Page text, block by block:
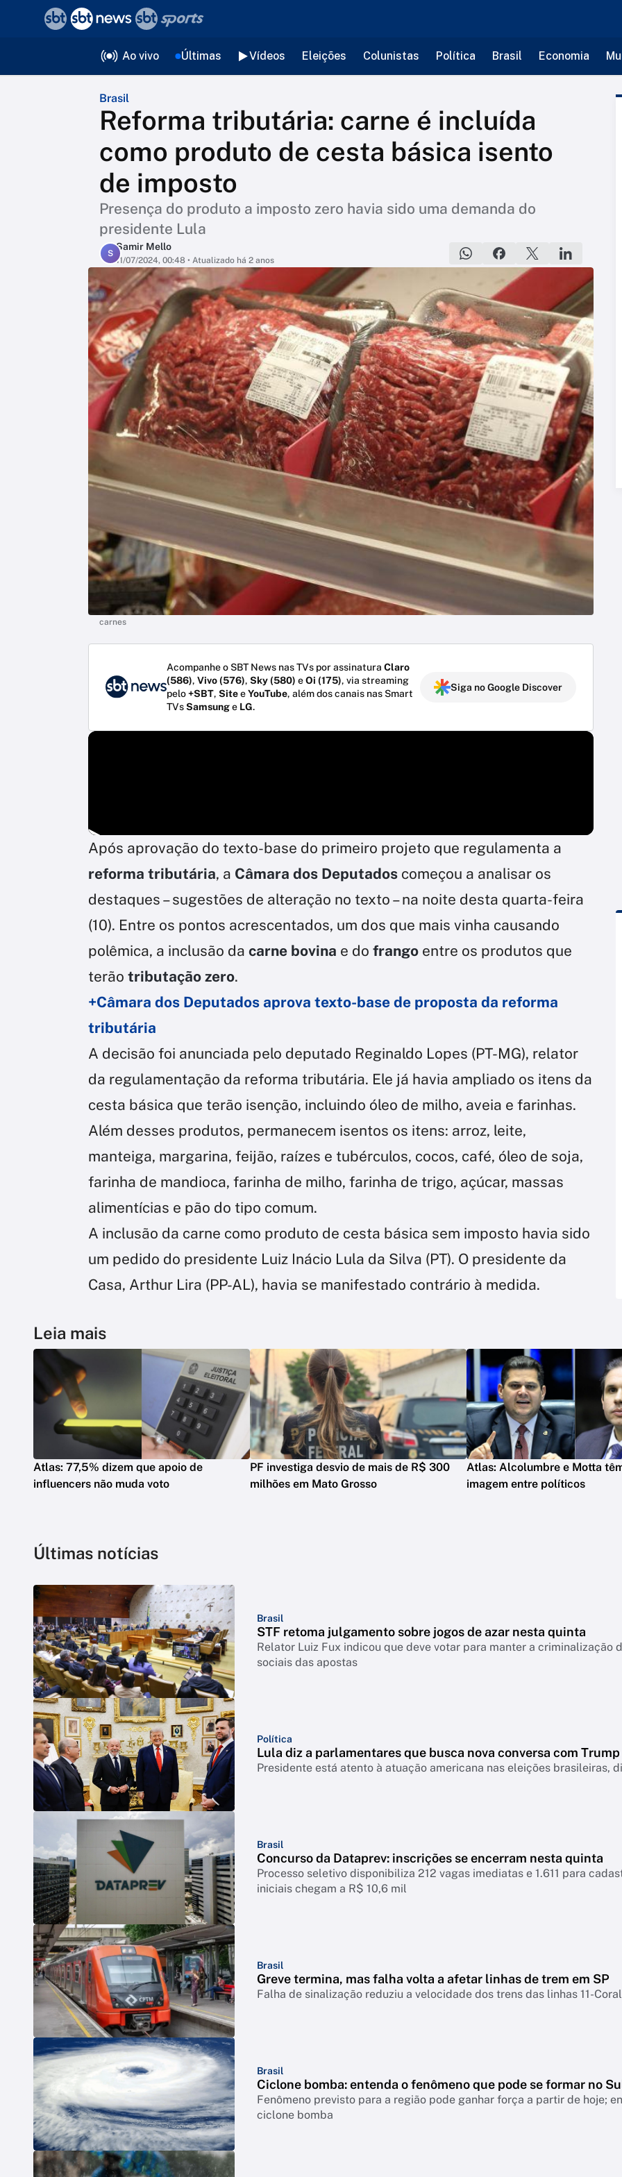
Ao vivo Últimas Vídeos Eleições Colunistas Política Brasil Economia
Brasil
Reforma tributária: carne é incluída
como produto de cesta básica isento
de imposto
Presença do produto a imposto zero havia sido uma demanda do
presidente Lula
S
Samir Mello
11/07/2024, 00:48 • Atualizado há 2 anos
carnes
Acompanhe o SBT News nas TVs por assinatura Claro
(586), Vivo (576), Sky (580) eOi (175), via streaming
pelo+SBT, SiteeYouTube, além dos canais nas Smart
TVsSamsunge LG.
Siga no Google Discover
Após aprovação do texto-base do primeiro projeto que regulamenta a
reforma tributária, a Câmara dos Deputados começou a analisar os
destaques – sugestões de alteração no texto – na noite desta quarta-feira
(10). Entre os pontos acrescentados, um dos que mais vinha causando
polêmica, a inclusão da carne bovina e do frango entre os produtos que
terão tributação zero.
+Câmara dos Deputados aprova texto-base de proposta da reforma
tributária
A decisão foi anunciada pelo deputado Reginaldo Lopes (PT-MG), relator
da regulamentação da reforma tributária. Ele já havia ampliado os itens da
cesta básica que terão isenção, incluindo óleo de milho, aveia e farinhas.
Além desses produtos, permanecem isentos os itens: arroz, leite,
manteiga, margarina, feijão, raízes e tubérculos, cocos, café, óleo de soja,
farinha de mandioca, farinha de milho, farinha de trigo, açúcar, massas
alimentícias e pão do tipo comum.
A inclusão da carne como produto de cesta básica sem imposto havia sido
um pedido do presidente Luiz Inácio Lula da Silva (PT). O presidente da
Casa, Arthur Lira (PP-AL), havia se manifestado contrário à medida.
Leia mais
Atlas: 77,5% dizem que apoio de
influencers não muda voto
PF investiga desvio de mais de R$ 300
milhões em Mato Grosso
Atlas: Alcolumbre e Motta
imagem entre políticos
Últimas notícias
Brasil
STF retoma julgamento sobre jogos de azar nesta quinta
Relator Luiz Fux indicou que deve votar para manter a criminalização
sociais das apostas
Política
Lula diz a parlamentares que busca nova conversa com Trump
Presidente está atento à atuação americana nas eleições brasileiras,
Brasil
Concurso da Dataprev: inscrições se encerram nesta quinta
Processo seletivo disponibiliza 212 vagas imediatas e 1.611 para
iniciais chegam a R$ 10,6 mil
Brasil
Greve termina, mas falha volta a afetar linhas de trem em SP
Falha de sinalização reduziu a velocidade dos trens das linhas 11-
Brasil
Ciclone bomba: entenda o fenômeno que pode se formar no
Fenômeno previsto para a região pode ganhar força a partir de hoje;
ciclone bomba
voltar
Editorias